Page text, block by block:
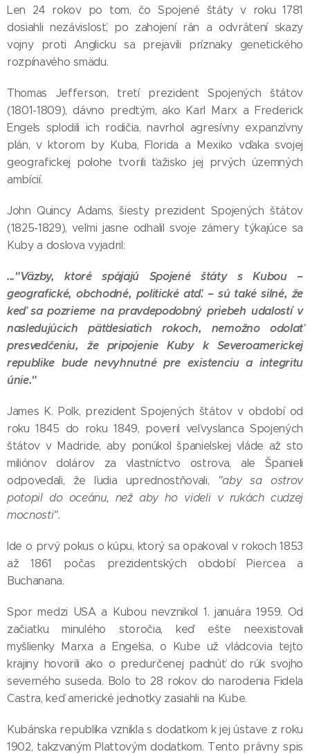
Len 24 rokov po tom, čo Spojené štáty v roku 1781
dosiahli nezávislosť, po zahojení rán a odvrátení skazy
vojny proti Anglicku sa prejavili príznaky genetického
rozpínavého smädu.
Thomas Jefferson, tretí prezident Spojených štátov
(1801-1809), dávno predtým, ako Karl Marx a Frederick
Engels splodili ich rodičia, navrhol agresívny expanzívny
plán, v ktorom by Kuba, Florida a Mexiko vďaka svojej
geografickej polohe tvorili ťažisko jej prvých územných
ambícií.
John Quincy Adams, šiesty prezident Spojených štátov
(1825-1829), veľmi jasne odhalil svoje zámery týkajúce sa
Kuby a doslova vyjadril:
..."Väzby, ktoré spájajú Spojené štáty s Kubou –
geografické, obchodné, politické atď. – sú také silné, že
keď sa pozrieme na pravdepodobný priebeh udalostí v
nasledujúcich päťdesiatich rokoch, nemožno odolať
presvedčeniu, že pripojenie Kuby k Severoamerickej
republike bude nevyhnutné pre existenciu a integritu
únie."
James K. Polk, prezident Spojených štátov v období od
roku 1845 do roku 1849, poveril veľvyslanca Spojených
štátov v Madride, aby ponúkol španielskej vláde až sto
miliónov dolárov za vlastníctvo ostrova, ale Španieli
odpovedali, že ľudia uprednostňovali,
"aby sa ostrov
potopil do oceánu, než aby ho videli v rukách cudzej
mocnosti".
Ide o prvý pokus o kúpu, ktorý sa opakoval v rokoch 1853
až 1861 počas prezidentských období Piercea a
Buchanana.
Spor medzi USA a Kubou nevznikol 1. januára 1959. Od
začiatku minulého storočia, keď ešte neexistovali
myšlienky Marxa a Engelsa, o Kube už vládcovia tejto
krajiny hovorili ako o predurčenej padnúť do rúk svojho
severného suseda. Bolo to 28 rokov do narodenia Fidela
Castra, keď americké jednotky zasiahli na Kube.
Kubánska republika vznikla s dodatkom k jej ústave z roku
1902, takzvaným Plattovým dodatkom. Tento právny spis